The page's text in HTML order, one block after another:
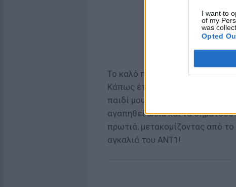
I want to
of my
was
Opted
Το καλό παιδί ορφανό δεν
Κάπως έτσι συνέβη και με το
παιδί μου (μας-πολλών όμως)
αγαπηθεί αλλά και να
πρωτιά, μετακομίζοντας από
αγκαλιά του ΑΝΤ1!